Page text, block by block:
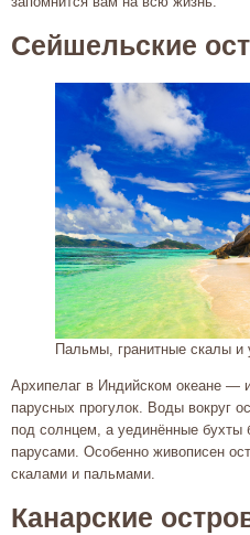
Сейшельские
Пальмы, гранитные скалы и
Архипелаг в Индийском океане —
парусных прогулок. Воды вокруг
под солнцем, а уединённые бухты
парусами. Особенно живописен
скалами и пальмами.
Канарские